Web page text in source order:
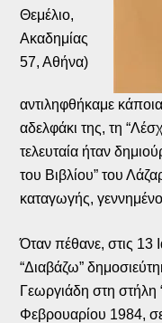
Θεμέλιο,
Ακαδημίας
57, Αθήνα)
αντιληφθήκαμε
αδελφάκι της, τη
τελευταία ήταν
του Βιβλίου” του
καταγωγής,
Όταν πέθανε, στις 13
“Διαβάζω”
Γεωργιάδη στη στήλη
Φεβρουαρίου 1984,